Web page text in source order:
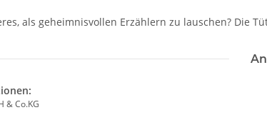
als geheimnisvollen Erzählern zu lauschen? Die
& Co.KG